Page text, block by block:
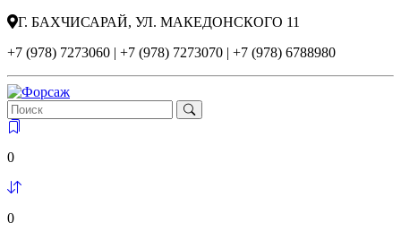
Г. БАХЧИСАРАЙ, УЛ. МАКЕДОНСКОГО 11
+7 (978) 7273060 | +7 (978) 7273070 | +7 (978) 6788980
0
0